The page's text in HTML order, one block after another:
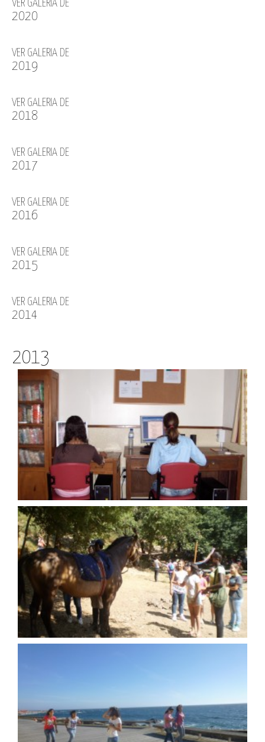
VER GALERIA DE
2020
VER GALERIA DE
2019
VER GALERIA DE
2018
VER GALERIA DE
2017
VER GALERIA DE
2016
VER GALERIA DE
2015
VER GALERIA DE
2014
2013